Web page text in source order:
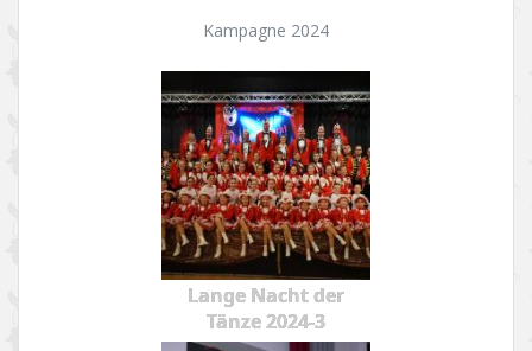
Kampagne 2024
Lange Nacht der
Tänze 2024-3